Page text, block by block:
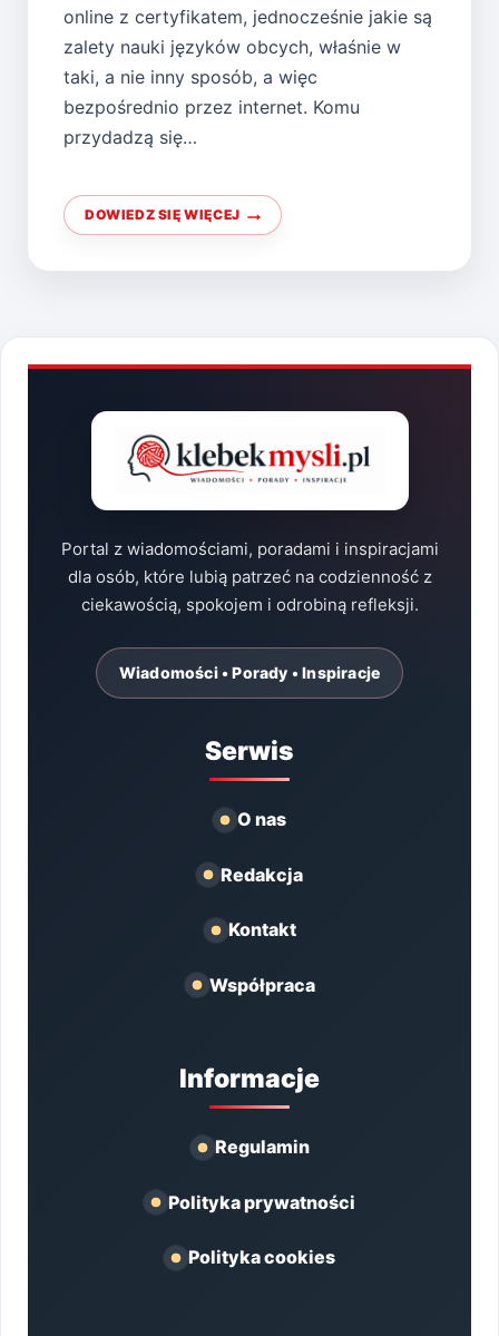
online z certyfikatem, jednocześnie jakie są
zalety nauki języków obcych, właśnie w
taki, a nie inny sposób, a więc
bezpośrednio przez internet. Komu
przydadzą się…
DOWIEDZ SIĘ WIĘCEJ
INTERESUJĄ
CIEBIE
ONLINE
Portal z wiadomościami, poradami i inspiracjami
dla osób, które lubią patrzeć na codzienność z
ciekawością, spokojem i odrobiną refleksji.
Wiadomości • Porady • Inspiracje
Serwis
O nas
Redakcja
Kontakt
Współpraca
Informacje
Regulamin
Polityka prywatności
Polityka cookies